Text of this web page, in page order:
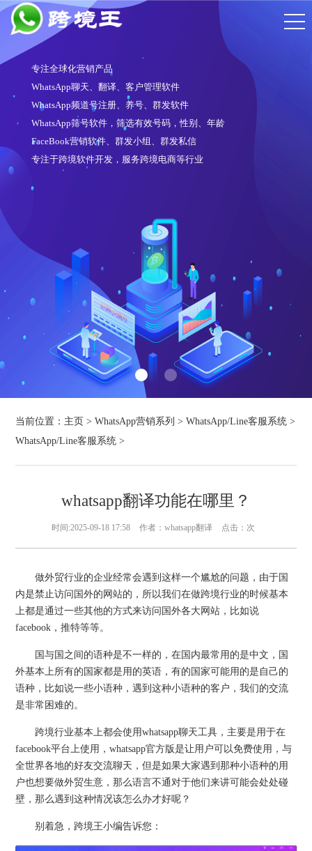
专注全球化营销产品
WhatsApp聊天、翻译、客户管理软件
WhatsApp频道号注册、养号、群发软件
WhatsApp筛号软件，筛选有效号码，性别、年龄
FaceBook营销软件、群发小组、群发私信
专注于跨境软件开发，服务跨境电商等行业
当前位置： 主页 >WhatsApp营销系列 >WhatsApp/Line客服系统 >
WhatsApp/Line客服系统 >
whatsapp翻译功能在哪里？
时间:2025-09-18 17:58 作者：whatsapp翻译 点击： 次
做外贸行业的企业经常会遇到这样一个尴尬的问题，由于国
内是禁止访问国外的网站的，所以我们在做跨境行业的时候基本
上都是通过一些其他的方式来访问国外各大网站，比如说
facebook，推特等等。
国与国之间的语种是不一样的，在国内最常用的是中文，国
外基本上所有的国家都是用的英语，有的国家可能用的是自己的
语种，比如说一些小语种，遇到这种小语种的客户，我们的交流
是非常困难的。
跨境行业基本上都会使用whatsapp聊天工具，主要是用于在
facebook平台上使用，whatsapp官方版是让用户可以免费使用，与
全世界各地的好友交流聊天，但是如果大家遇到那种小语种的用
户也想要做外贸生意，那么语言不通对于他们来讲可能会处处碰
壁，那么遇到这种情况该怎么办才好呢？
别着急，跨境王小编告诉您：